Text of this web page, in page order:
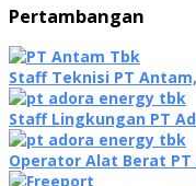
Pertambangan
Staff Teknisi PT
Staff Lingkungan PT
Operator Alat Berat